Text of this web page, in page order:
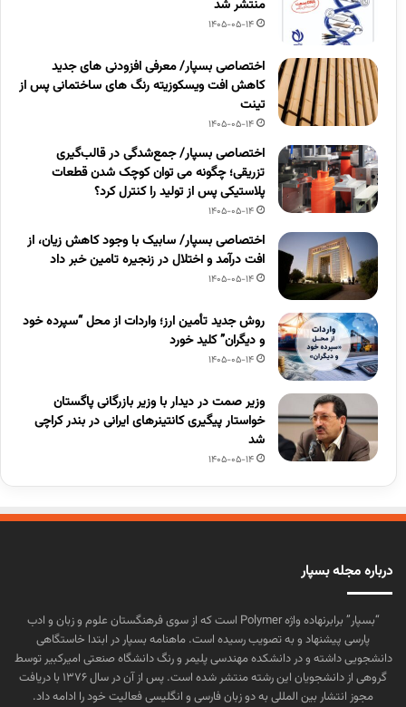
منتشر شد
1405-05-14
اختصاصی بسپار/ معرفی افزودنی های جدید
کاهش افت ویسکوزیته رنگ های ساختمانی پس از
تینت
1405-05-14
اختصاصی بسپار/ جمع‌شدگی در قالب‌گیری
تزریقی؛ چگونه می توان کوچک شدن قطعات
پلاستیکی پس از تولید را کنترل کرد؟
1405-05-14
اختصاصی بسپار/ سابیک با وجود کاهش زیان، از
افت درآمد و اختلال در زنجیره تامین خبر داد
1405-05-14
روش جدید تأمین ارز؛ واردات از محل “سپرده خود
و دیگران” کلید خورد
1405-05-14
وزیر صمت در دیدار با وزیر بازرگانی پاگستان
خواستار پیگیری کانتینرهای ایرانی در بندر کراچی
شد
1405-05-14
درباره مجله بسپار
“بسپار” برابرنهاده واژه Polymer است که از سوی فرهنگستان علوم و زبان و ادب
پارسی پیشنهاد و به تصویب رسیده است. ماهنامه بسپار در ابتدا خاستگاهی
دانشجویی داشته و در دانشکده مهندسی پلیمر و رنگ دانشگاه صنعتی امیرکبیر توسط
گروهی از دانشجویان این رشته منتشر شده است. پس از آن در سال ۱۳۷۶ با دریافت
مجوز انتشار بین المللی به دو زبان فارسی و انگلیسی فعالیت خود را ادامه داد.